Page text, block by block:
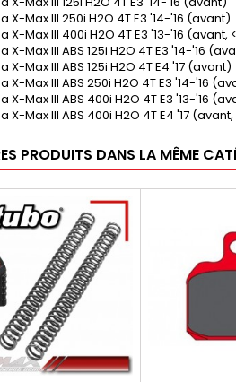
X-Max III 250i H2O 4T E3 '14-'16 (avant)
X-Max III 400i H2O 4T E3 '13-'16 (avant,
X-Max III ABS 125i H2O 4T E3 '14-'16
X-Max III ABS 125i H2O 4T E4 '17 (avant)
X-Max III ABS 250i H2O 4T E3 '14-'16
X-Max III ABS 400i H2O 4T E3 '13-'16
X-Max III ABS 400i H2O 4T E4 '17
PRODUITS DANS LA MÊME